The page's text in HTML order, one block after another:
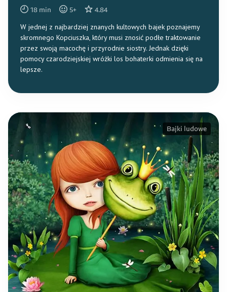
18 min 5+ 4.84
W jednej z najbardziej znanych kultowych bajek poznajemy
skromnego Kopciuszka, który musi znosić podłe traktowanie
przez swoją macochę i przyrodnie siostry. Jednak dzięki
pomocy czarodziejskiej wróżki los bohaterki odmienia się na
lepsze.
Bajki ludowe